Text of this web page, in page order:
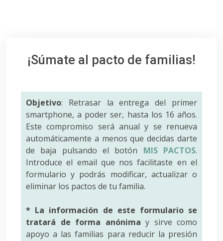
¡Súmate al pacto de familias!
Objetivo: Retrasar la entrega del primer
smartphone, a poder ser, hasta los 16 años.
Este compromiso será anual y se renueva
automáticamente a menos que decidas darte
de baja pulsando el botón MIS PACTOS.
Introduce el email que nos facilitaste en el
formulario y podrás modificar, actualizar o
eliminar los pactos de tu familia.
* La información de este formulario se
tratará de forma anónima y sirve como
apoyo a las familias para reducir la presión